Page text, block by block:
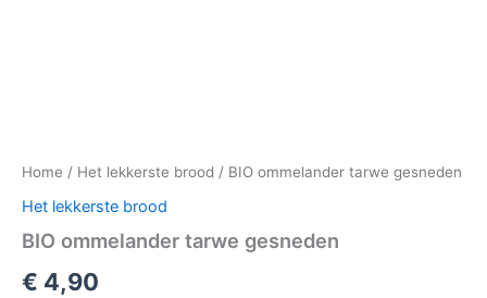
Home / Het lekkerste brood / BIO ommelander tarwe gesneden
Het lekkerste brood
BIO ommelander tarwe gesneden
€ 4,90